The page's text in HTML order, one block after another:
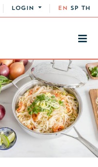
LOGIN EN SP TH